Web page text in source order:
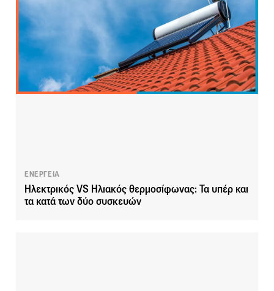
ΕΝΕΡΓΕΙΑ
Ηλεκτρικός VS Ηλιακός θερμοσίφωνας: Τα υπέρ και
τα κατά των δύο συσκευών